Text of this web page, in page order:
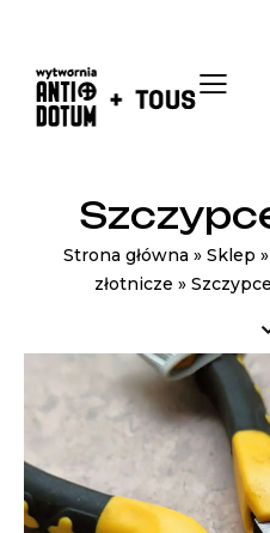
Strona główna » Sklep »
złotnicze » Szczypce